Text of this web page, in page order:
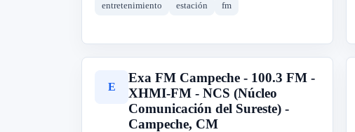
entretenimiento estación fm
E
Exa FM Campeche - 100.3 FM -
XHMI-FM - NCS (Núcleo
Comunicación del Sureste) -
Campeche, CM